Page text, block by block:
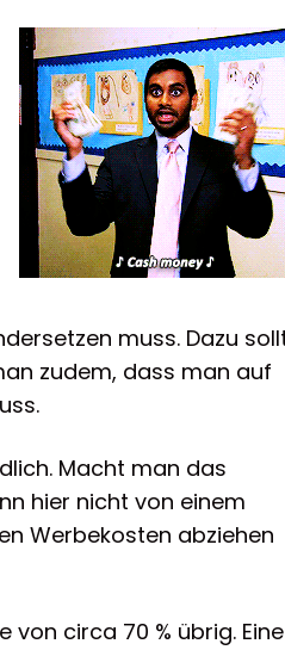
muss. Dazu
zudem, dass man auf
Macht man das
hier nicht von einem
Werbekosten abziehen
circa 70 % übrig. Eine